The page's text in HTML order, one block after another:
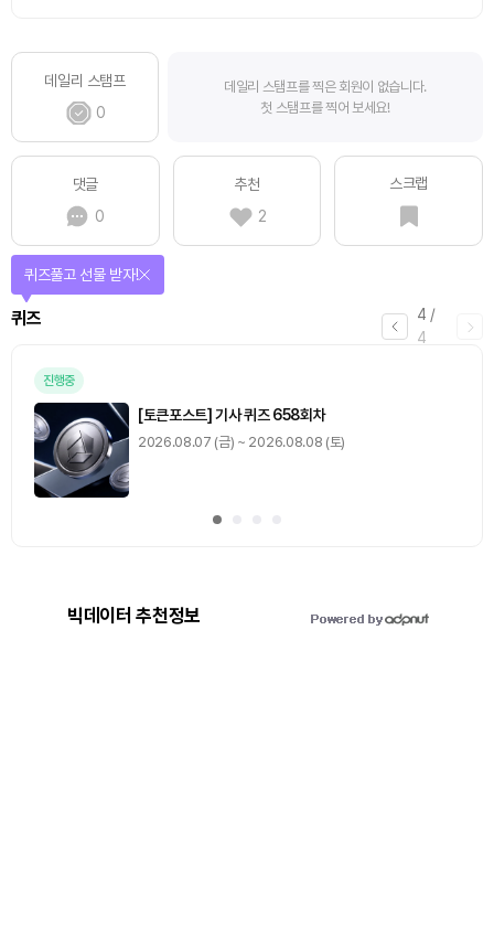
데일리 스탬프
0
데일리 스탬프를 찍은 회원이 없습니다.
첫 스탬프를 찍어 보세요!
댓글
0
추천
2
스크랩
4 /
4
퀴즈
퀴즈풀고 선물 받자!
진행중
[토큰포스트] 기사 퀴즈 658회차
2026.08.07 (금) ~ 2026.08.08 (토)
빅데이터 추천정보